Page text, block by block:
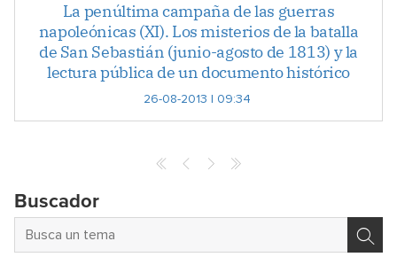
La penúltima campaña de las guerras
napoleónicas (XI). Los misterios de la batalla
de San Sebastián (junio-agosto de 1813) y la
lectura pública de un documento histórico
26-08-2013 | 09:34
Buscador